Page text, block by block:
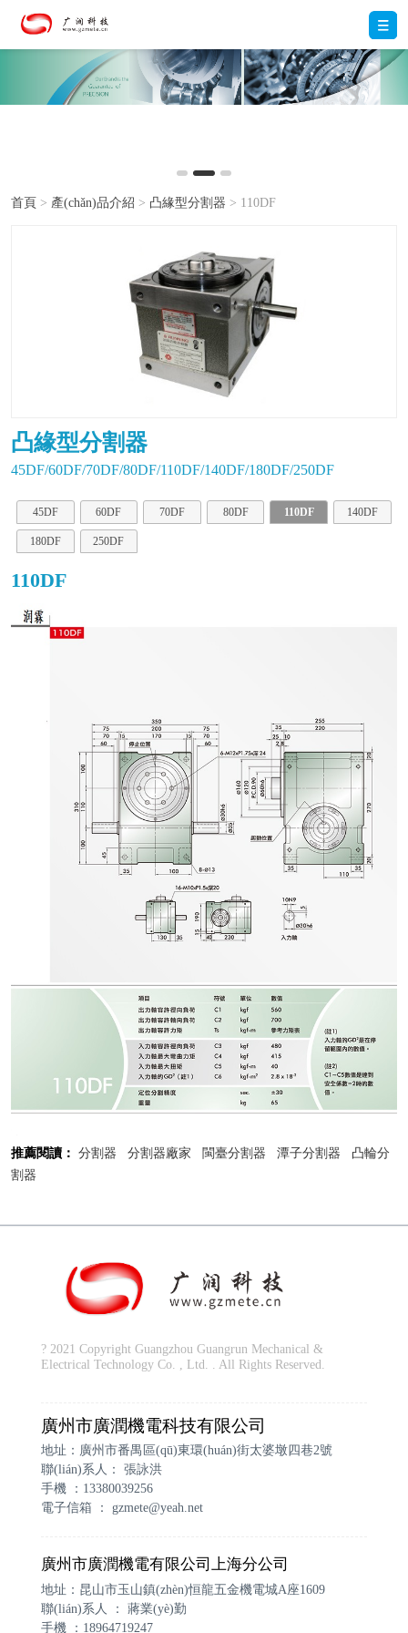
首頁 > 產(chǎn)品介紹 > 凸緣型分割器 > 110DF
凸緣型分割器
45DF/60DF/70DF/80DF/110DF/140DF/180DF/250DF
45DF 60DF 70DF 80DF 110DF 140DF
180DF 250DF
110DF
推薦閱讀： 分割器 分割器廠家 閩臺分割器 潭子分割器
凸輪分
割器
? 2021 Copyright Guangzhou Guangrun Mechanical &
Electrical Technology Co. , Ltd. . All Rights Reserved.
廣州市廣潤機電科技有限公司
地址：廣州市番禺區(qū)東環(huán)街太婆墩四巷2號
聯(lián)系人： 張詠洪
手機 ：13380039256
電子信箱 ： gzmete@yeah.net
廣州市廣潤機電有限公司上海分公司
地址：昆山市玉山鎮(zhèn)恒龍五金機電城A座1609
聯(lián)系人 ： 蔣業(yè)勤
手機 ：18964719247